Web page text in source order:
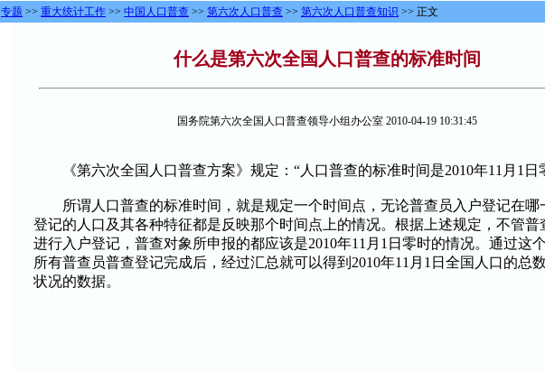
专题 >> 重大统计工作 >> 中国人口普查 >> 第六次人口普查 >> 第六次人口普查知识 >> 正文
什么是第六次全国人口普查的标准时间
国务院第六次全国人口普查领导小组办公室 2010-04-19 10:31:45
《第六次全国人口普查方案》规定：“人口普查的标准时间是2010年11 月 1 日
所谓人口普查的标准时间，就是规定一个时间点，无论普查员入户登记在哪
登记的人口及其各种特征都是反映那个时间点上的情况。根据上述规定，不管普
进行入户登记，普查对象所申报的都应该是2010年11 月 1 日零时的情况。通过这
所有普查员普查登记完成后，经过汇总就可以得到 2010年11 月 1 日全国人口的总
状况的数据。